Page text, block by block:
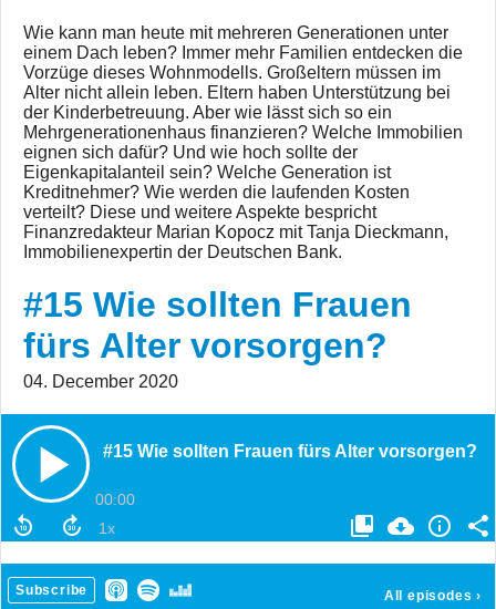
Wie kann man heute mit mehreren Generationen unter
einem Dach leben? Immer mehr Familien entdecken die
Vorzüge dieses Wohnmodells. Großeltern müssen im
Alter nicht allein leben. Eltern haben Unterstützung bei
der Kinderbetreuung. Aber wie lässt sich so ein
Mehrgenerationenhaus finanzieren? Welche Immobilien
eignen sich dafür? Und wie hoch sollte der
Eigenkapitalanteil sein? Welche Generation ist
Kreditnehmer? Wie werden die laufenden Kosten
verteilt? Diese und weitere Aspekte bespricht
Finanzredakteur Marian Kopocz mit Tanja Dieckmann,
Immobilienexpertin der Deutschen Bank.
#15 Wie sollten Frauen
fürs Alter vorsorgen?
04. December 2020
#15 Wie sollten Frauen fürs Alter vorsorgen?
00:00
Subscribe All episodes ›